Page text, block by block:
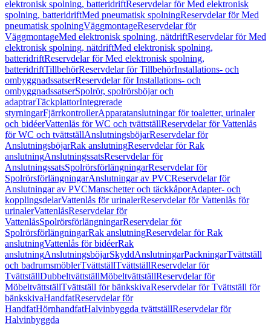
elektronisk spolning, batteridriftReservdelar för Med elektronisk
spolning, batteridriftMed pneumatisk spolningReservdelar för Med
pneumatisk spolningVäggmontageReservdelar för
VäggmontageMed elektronisk spolning, nätdriftReservdelar för Med
elektronisk spolning, nätdriftMed elektronisk spolning,
batteridriftReservdelar för Med elektronisk spolning,
batteridriftTillbehörReservdelar för TillbehörInstallations- och
ombyggnadssatserReservdelar för Installations- och
ombyggnadssatserSpolrör, spolrörsböjar och
adaptrarTäckplattorIntegrerade
styrningarFjärrkontrollerApparatanslutningar för toaletter, urinaler
och bidéerVattenlås för WC och tvättställReservdelar för Vattenlås
för WC och tvättställAnslutningsböjarReservdelar för
AnslutningsböjarRak anslutningReservdelar för Rak
anslutningAnslutningssatsReservdelar för
AnslutningssatsSpolrörsförlängningarReservdelar för
SpolrörsförlängningarAnslutningar av PVCReservdelar för
Anslutningar av PVCManschetter och täckkåporAdapter- och
kopplingsdelarVattenlås för urinalerReservdelar för Vattenlås för
urinalerVattenlåsReservdelar för
VattenlåsSpolrörsförlängningarReservdelar för
SpolrörsförlängningarRak anslutningReservdelar för Rak
anslutningVattenlås för bidéerRak
anslutningAnslutningsböjarSkyddAnslutningarPackningarTvättställ
och badrumsmöblerTvättställTvättställReservdelar för
TvättställDubbeltvättställMöbeltvättställReservdelar för
MöbeltvättställTvättställ för bänkskivaReservdelar för Tvättställ för
bänkskivaHandfatReservdelar för
HandfatHörnhandfatHalvinbyggda tvättställReservdelar för
Halvinbyggda